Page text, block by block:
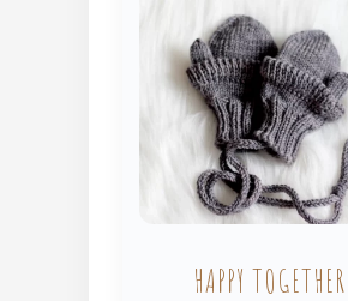
HAPPY TOGETHER